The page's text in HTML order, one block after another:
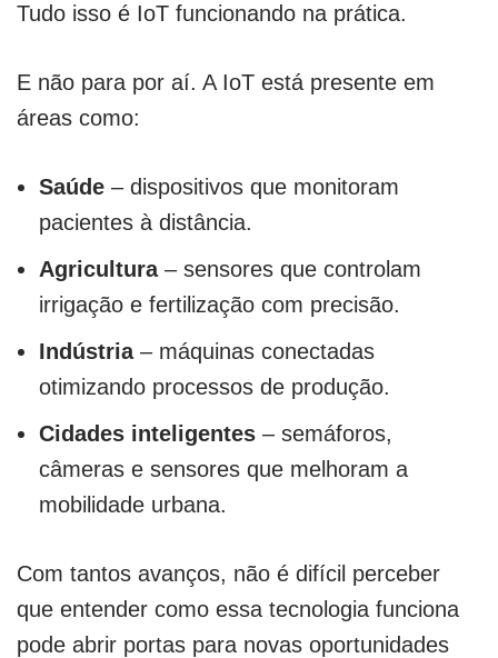
Tudo isso é IoT funcionando na prática.
E não para por aí. A IoT está presente em
áreas como:
Saúde – dispositivos que monitoram
pacientes à distância.
Agricultura– sensores que controlam
irrigação e fertilização com precisão.
Indústria– máquinas conectadas
otimizando processos de produção.
Cidades inteligentes – semáforos,
câmeras e sensores que melhoram a
mobilidade urbana.
Com tantos avanços, não é difícil perceber
que entender como essa tecnologia funciona
pode abrir portas para novas oportunidades